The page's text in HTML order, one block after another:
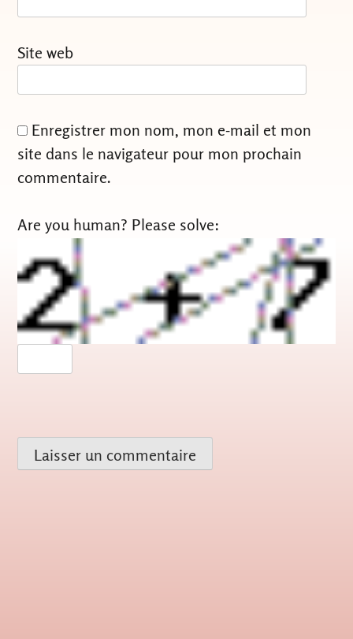
Site web
Enregistrer mon nom, mon e-mail et mon
site dans le navigateur pour mon prochain
commentaire.
Are you human? Please solve: